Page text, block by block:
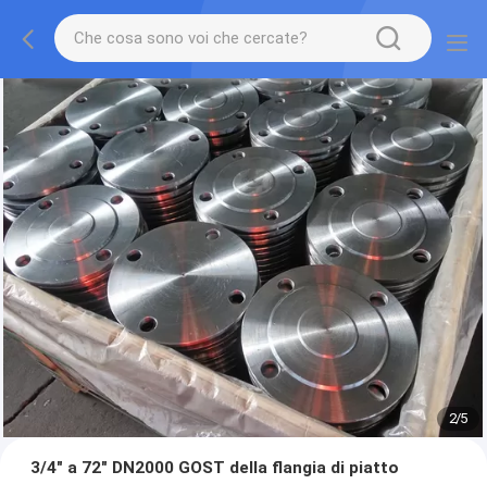
2/5
3/4" a 72" DN2000 GOST della flangia di piatto